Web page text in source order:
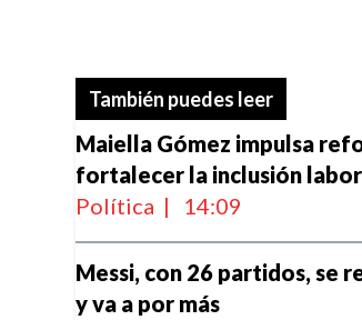
También puedes leer
Maiella Gómez impulsa
fortalecer la inclusión
Política | 14:09
Messi, con 26 partidos, se
y va a por más